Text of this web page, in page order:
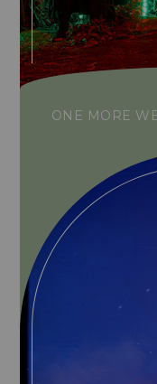
ONE MORE